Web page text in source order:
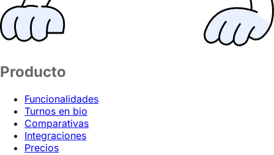
Producto
Funcionalidades
Turnos en bio
Comparativas
Integraciones
Precios